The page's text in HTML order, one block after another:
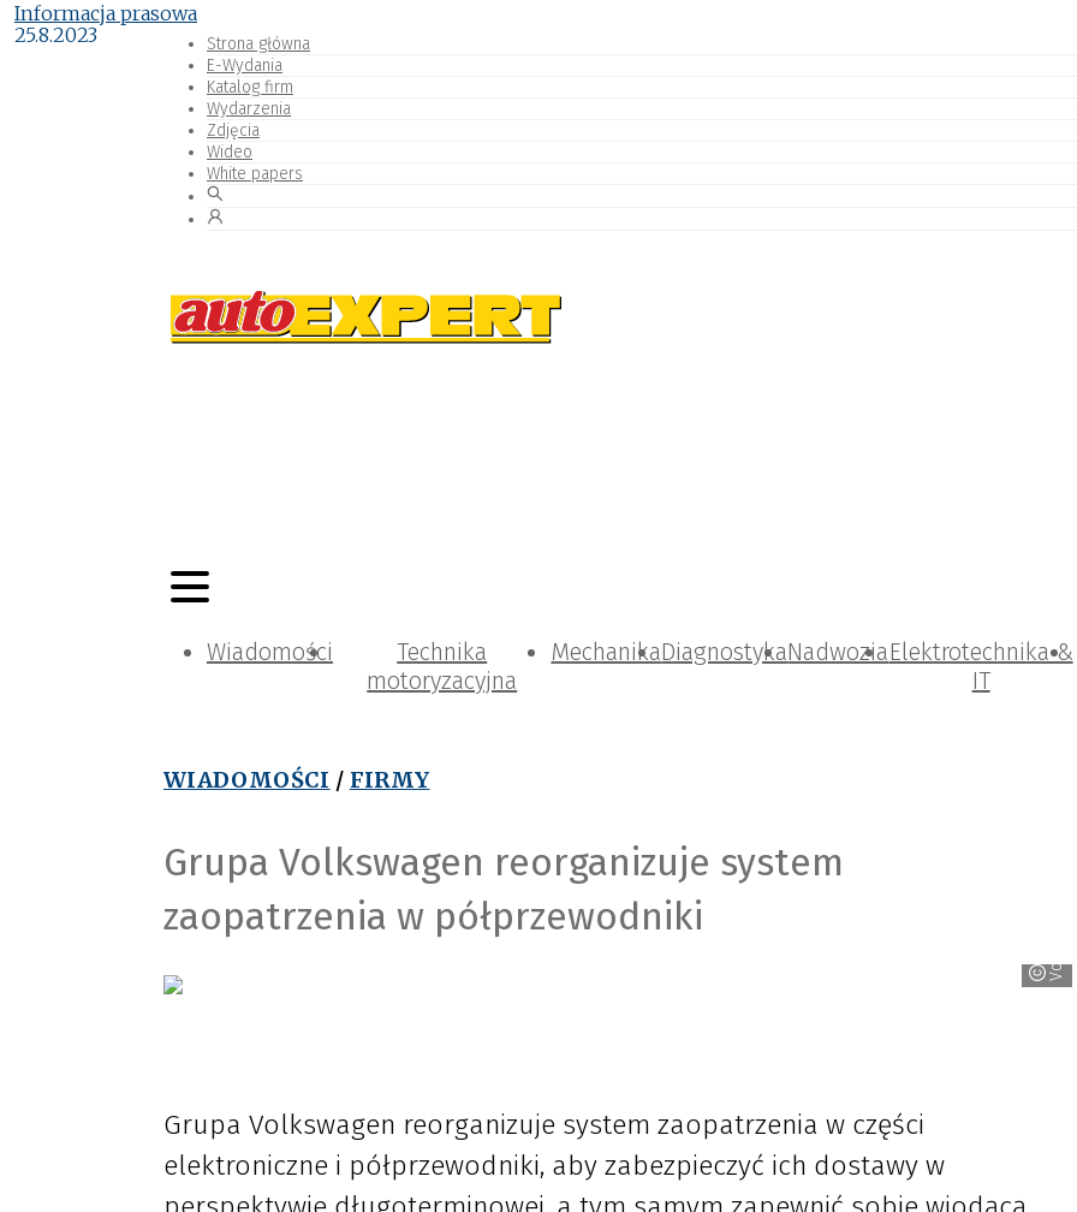
Strona główna
E-Wydania
Katalog firm
Wydarzenia
Zdjęcia
Wideo
White papers
Wiadomości
Technika
motoryzacyjna
MechanikaDiagnostykaNadwoziaElektrotechnika &
IT
WIADOMOŚCI / FIRMY
Grupa Volkswagen reorganizuje system
zaopatrzenia w półprzewodniki
Informacja prasowa
25.8.2023
Grupa Volkswagen reorganizuje system zaopatrzenia w części
elektroniczne i półprzewodniki, aby zabezpieczyć ich dostawy w